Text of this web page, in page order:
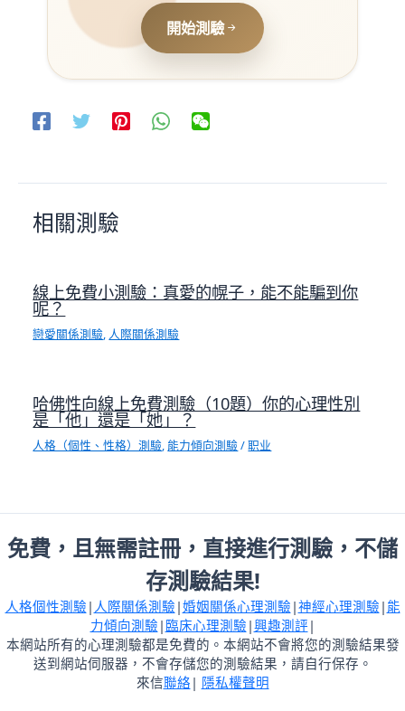
開始測驗
相關測驗
線上免費小測驗：真愛的幌子，能不能騙到你
呢？
戀愛關係測驗, 人際關係測驗
哈佛性向線上免費測驗（10題）你的心理性別
是「他」還是「她」？
人格（個性、性格）測驗, 能力傾向測驗/职业
免費，且無需註冊，直接進行測驗，不儲
存測驗結果!
人格個性測驗 | 人際關係測驗 |婚姻關係心理測驗 |神經心理測驗 | 能
力傾向測驗 | 臨床心理測驗 |興趣測評 |
本網站所有的心理測驗都是免費的。本網站不會將您的測驗結果發
送到網站伺服器，不會存儲您的測驗結果，請自行保存。
來信聯絡 | 隱私權聲明